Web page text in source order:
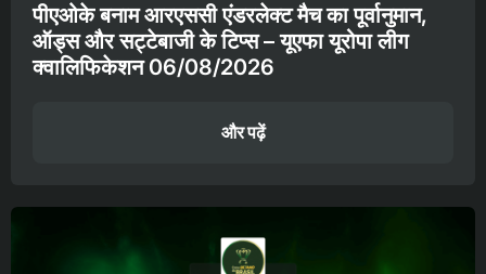
पीएओके बनाम आरएससी एंडरलेक्ट मैच का पूर्वानुमान,
ऑड्स और सट्टेबाजी के टिप्स – यूएफा यूरोपा लीग
क्वालिफिकेशन 06/08/2026
और पढ़ें